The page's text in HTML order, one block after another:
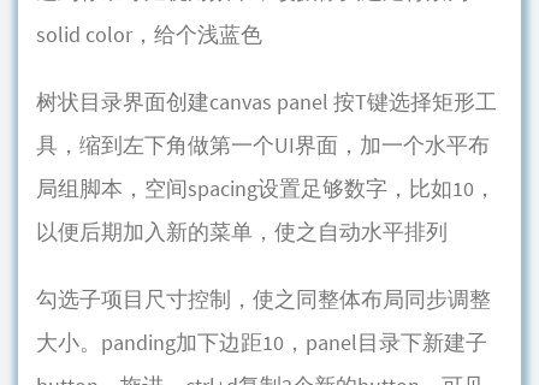
solid color，给个浅蓝色
树状目录界面创建canvas panel 按T键选择矩形工
具，缩到左下角做第一个UI界面，加一个水平布
局组脚本，空间spacing设置足够数字，比如10，
以便后期加入新的菜单，使之自动水平排列
勾选子项目尺寸控制，使之同整体布局同步调整
大小。panding加下边距10，panel目录下新建子